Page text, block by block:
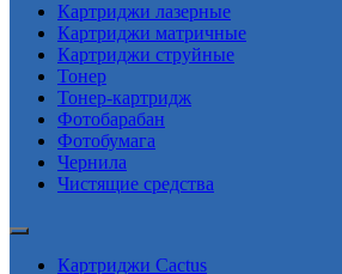
Картриджи лазерные
Картриджи матричные
Картриджи струйные
Тонер
Тонер-картридж
Фотобарабан
Фотобумага
Чернила
Чистящие средства
Картриджи Cactus